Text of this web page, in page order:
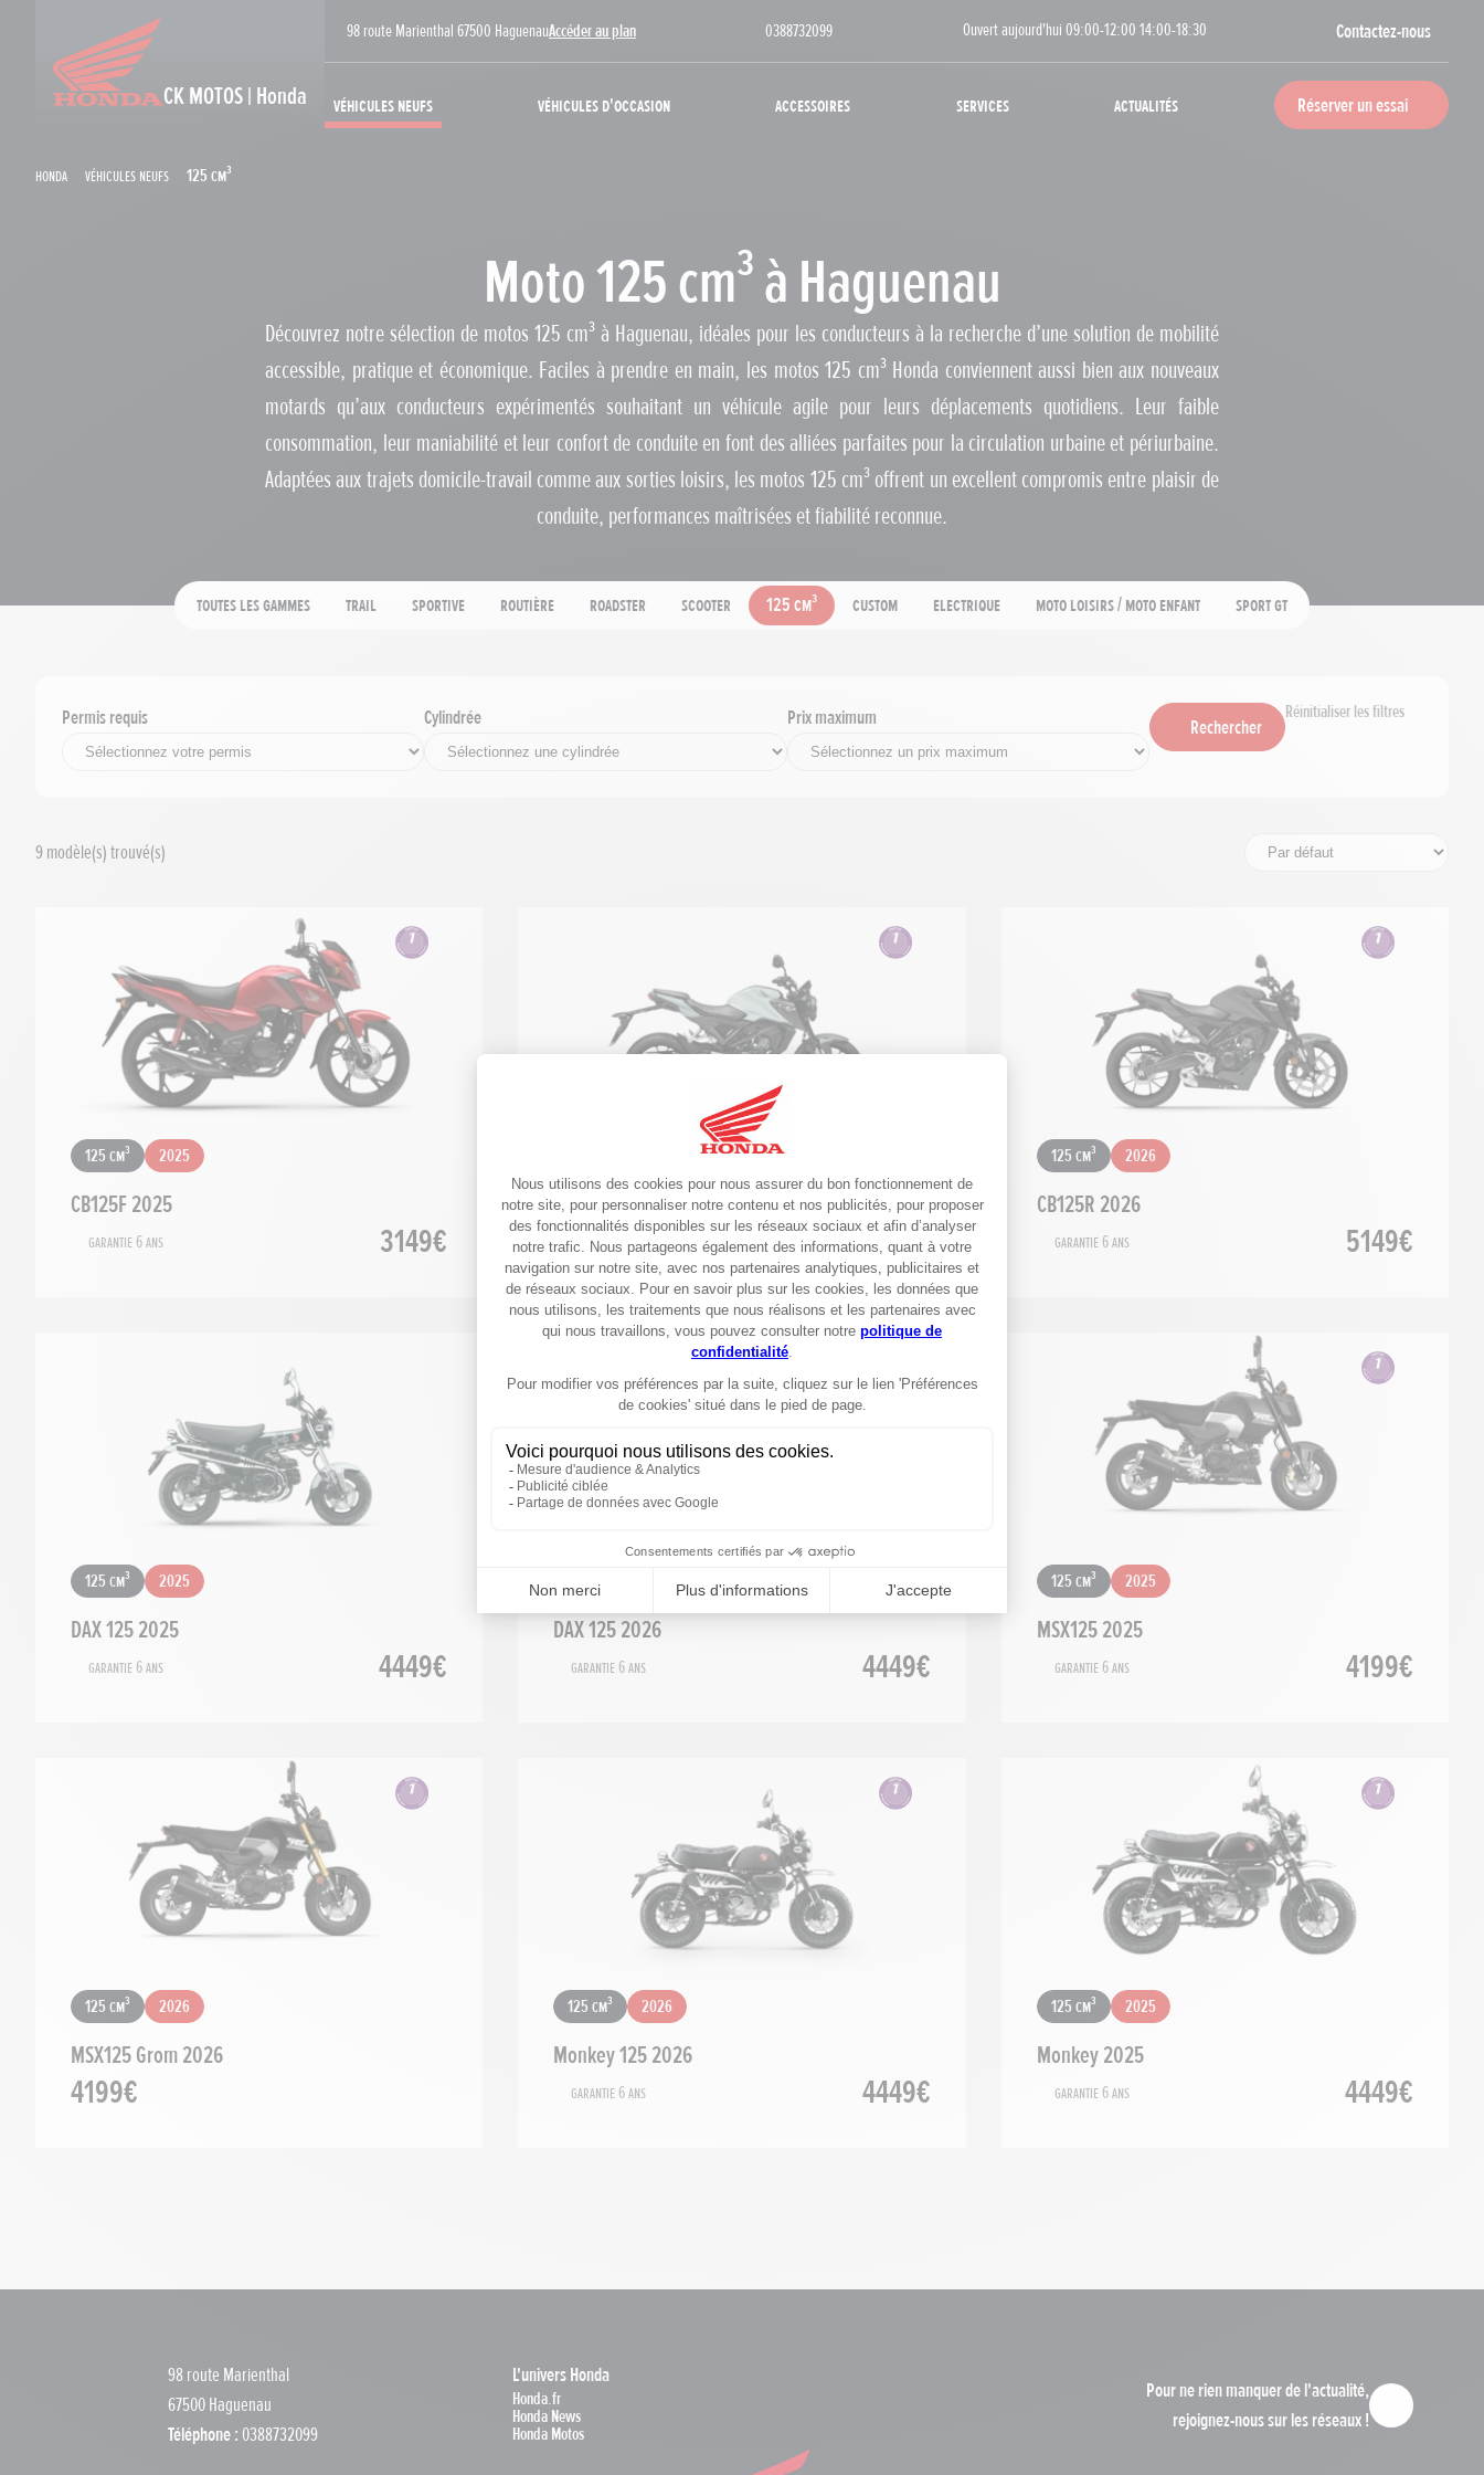
CK MOTOS | Honda
98 route Marienthal 67500 HaguenauAccéder au plan 0388732099 Ouvert aujourd'hui 09:00-12:00 14:00-18:30 Contactez-nous
Véhicules neufs Véhicules d'occasion Accessoires Services Actualités Réserver un essai
Honda Véhicules neufs 125 cm³
Moto 125 cm³ à Haguenau
Découvrez notre sélection de motos 125 cm³ à Haguenau, idéales pour les conducteurs à la recherche d’une solution de mobilité
accessible, pratique et économique. Faciles à prendre en main, les motos 125 cm³ Honda conviennent aussi bien aux nouveaux
motards qu’aux conducteurs expérimentés souhaitant un véhicule agile pour leurs déplacements quotidiens. Leur faible
consommation, leur maniabilité et leur confort de conduite en font des alliées parfaites pour la circulation urbaine et périurbaine.
Adaptées aux trajets domicile-travail comme aux sorties loisirs, les motos 125 cm³ offrent un excellent compromis entre plaisir de
conduite, performances maîtrisées et fiabilité reconnue.
Toutes les gammes Trail Sportive Routière Roadster Scooter 125 cm³ Custom Electrique Moto loisirs / moto enfant Sport GT
Permis requis Cylindrée Prix maximum Rechercher
Réinitialiser les filtres
9 modèle(s) trouvé(s)
125 cm³ 2025
CB125F 2025
Garantie 6 ans 3149€
CB125R 2024
Garantie 6 ans 5149€
125 cm³ 2026
CB125R 2026
Garantie 6 ans 5149€
125 cm³ 2025
DAX 125 2025
Garantie 6 ans 4449€
125 cm³
DAX 125 2026
Garantie 6 ans 4449€
125 cm³ 2025
MSX125 2025
Garantie 6 ans 4199€
125 cm³ 2026
MSX125 Grom 2026
4199€
125 cm³ 2026
Monkey 125 2026
Garantie 6 ans 4449€
125 cm³ 2025
Monkey 2025
Garantie 6 ans 4449€
98 route Marienthal
67500 Haguenau
Téléphone : 0388732099
L'univers Honda
Honda.fr
Honda News
Honda Motos
Pour ne rien manquer de l'actualité,
rejoignez-nous sur les réseaux !